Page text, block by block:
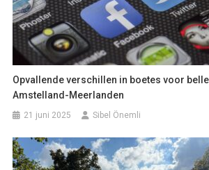
Opvallende verschillen in boetes voor
Amstelland-Meerlanden
21 juni 2025 Sibel Önemli